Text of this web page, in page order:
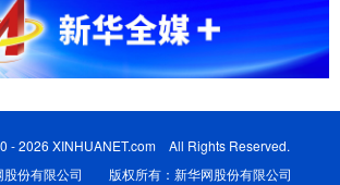
- 2026 XINHUANET.com All Rights Reserved.
股份有限公司 版权所有：新华网股份有限公司